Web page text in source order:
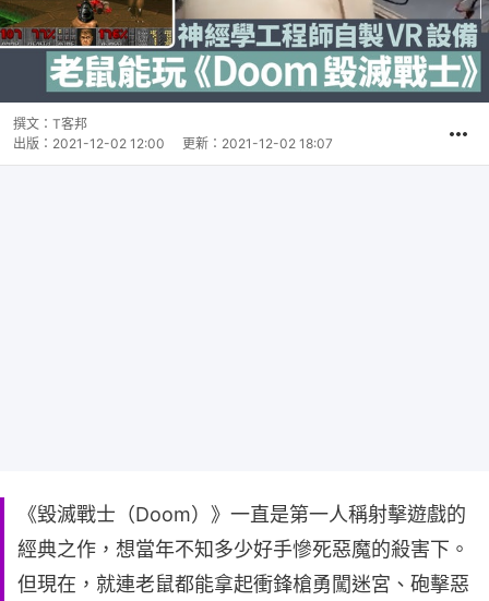
撰文： T客邦
出版： 2021-12-02 12:00 更新： 2021-12-02 18:07
《毀滅戰士（Doom）》一直是第一人稱射擊遊戲的
經典之作，想當年不知多少好手慘死惡魔的殺害下。
但現在，就連老鼠都能拿起衝鋒槍勇闖迷宮、砲擊惡